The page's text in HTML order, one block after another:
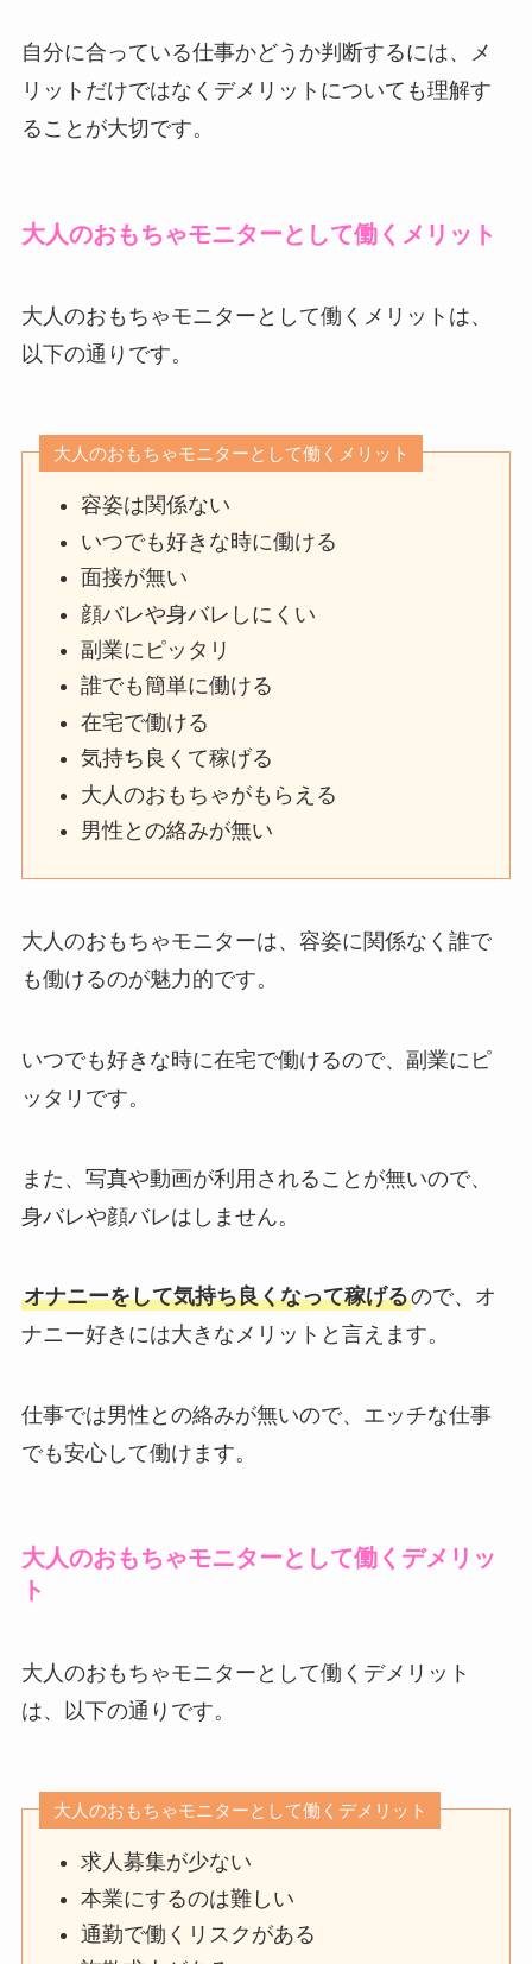
自分に合っている仕事かどうか判断するには、メ
リットだけではなくデメリットについても理解す
ることが大切です。
大人のおもちゃモニターとして働くメリット
大人のおもちゃモニターとして働くメリットは、
以下の通りです。
大人のおもちゃモニターとして働くメリット
容姿は関係ない
いつでも好きな時に働ける
面接が無い
顔バレや身バレしにくい
副業にピッタリ
誰でも簡単に働ける
在宅で働ける
気持ち良くて稼げる
大人のおもちゃがもらえる
男性との絡みが無い
大人のおもちゃモニターは、容姿に関係なく誰で
も働けるのが魅力的です。
いつでも好きな時に在宅で働けるので、副業にピ
ッタリです。
また、写真や動画が利用されることが無いので、
身バレや顔バレはしません。
オナニーをして気持ち良くなって稼げるので、オ
ナニー好きには大きなメリットと言えます。
仕事では男性との絡みが無いので、エッチな仕事
でも安心して働けます。
大人のおもちゃモニターとして働くデメリッ
ト
大人のおもちゃモニターとして働くデメリット
は、以下の通りです。
大人のおもちゃモニターとして働くデメリット
求人募集が少ない
本業にするのは難しい
通勤で働くリスクがある